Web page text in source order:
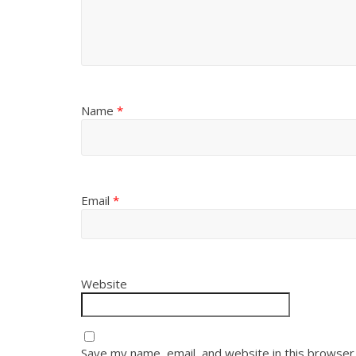
Name *
Email *
Website
Save my name, email, and website in this